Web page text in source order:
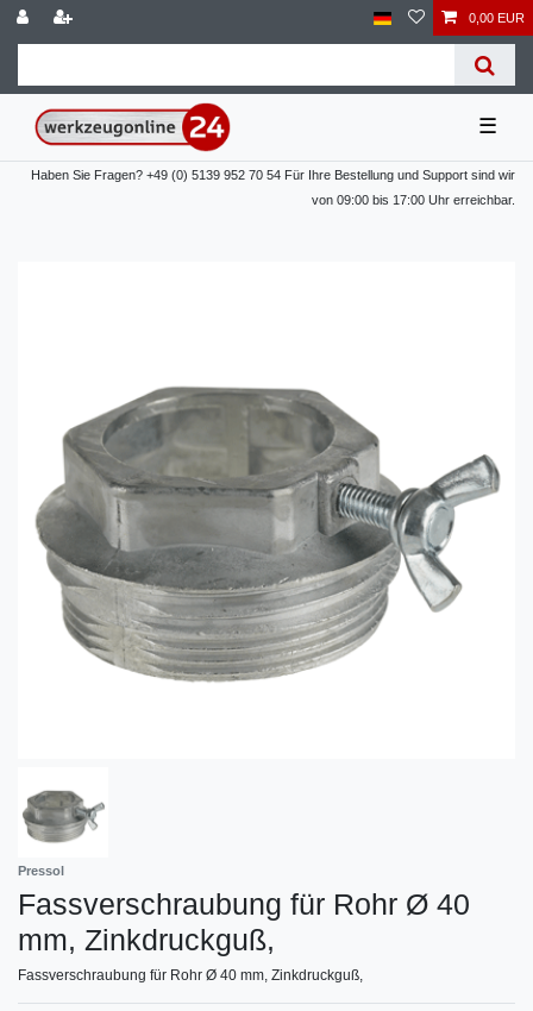
0,00 EUR
☰
Haben Sie Fragen? +49 (0) 5139 952 70 54 Für Ihre Bestellung und Support sind wir
von 09:00 bis 17:00 Uhr erreichbar.
Pressol
Fassverschraubung für Rohr Ø 40
mm, Zinkdruckguß,
Fassverschraubung für Rohr Ø 40 mm, Zinkdruckguß,